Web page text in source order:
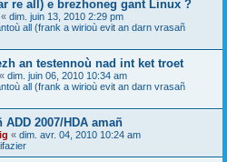
re all) e brezhoneg gant Linux ?
« dim. juin 13, 2010 2:29 pm
all (frank a wirioù evit an darn vrasañ
an testennoù nad int ket troet
« dim. juin 06, 2010 10:34 am
all (frank a wirioù evit an darn vrasañ
2007/HDA amañ
« dim. avr. 04, 2010 10:24 am